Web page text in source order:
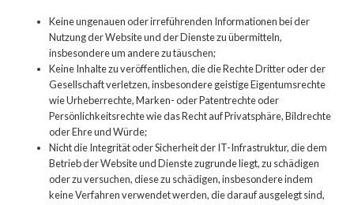
Keine ungenauen oder irreführenden Informationen bei der
Nutzung der Website und der Dienste zu übermitteln,
insbesondere um andere zu täuschen;
Keine Inhalte zu veröffentlichen, die die Rechte Dritter oder der
Gesellschaft verletzen, insbesondere geistige Eigentumsrechte
wie Urheberrechte, Marken- oder Patentrechte oder
Persönlichkeitsrechte wie das Recht auf Privatsphäre, Bildrechte
oder Ehre und Würde;
Nicht die Integrität oder Sicherheit der IT-Infrastruktur, die dem
Betrieb der Website und Dienste zugrunde liegt, zu schädigen
oder zu versuchen, diese zu schädigen, insbesondere indem
keine Verfahren verwendet werden, die darauf ausgelegt sind,